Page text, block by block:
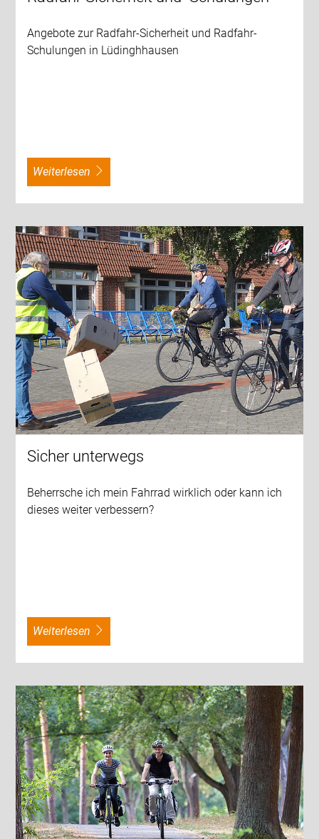
Angebote zur Radfahr-Sicherheit und Radfahr-
Schulungen in Lüdinghhausen
weiterlesen
Sicher unterwegs
Beherrsche ich mein Fahrrad wirklich oder kann ich
dieses weiter verbessern?
weiterlesen